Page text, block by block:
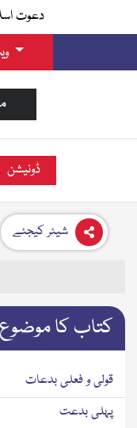
دعوت
ڈونیشن
شیئر کیجئے
کتاب کا موضوع
قولی و فعلی بدعات
پہلی بدعت